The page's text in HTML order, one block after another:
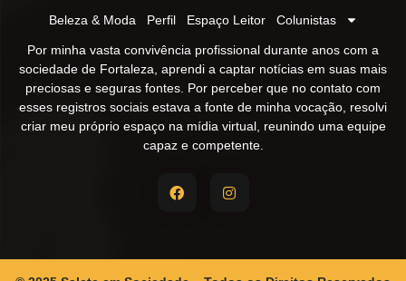
Beleza & Moda Perfil Espaço Leitor Colunistas
Por minha vasta convivência profissional durante anos com a
sociedade de Fortaleza, aprendi a captar notícias em suas mais
preciosas e seguras fontes. Por perceber que no contato com
esses registros sociais estava a fonte de minha vocação, resolvi
criar meu próprio espaço na mídia virtual, reunindo uma equipe
capaz e competente.